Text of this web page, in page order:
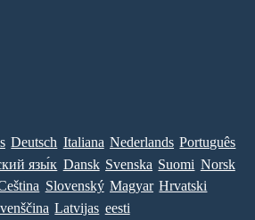
Deutsch Italiana Nederlands Português
язы́к Dansk Svenska Suomi Norsk
Slovenský Magyar Hrvatski
Latvijas eesti